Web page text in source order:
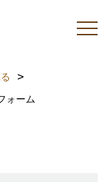
ォーム